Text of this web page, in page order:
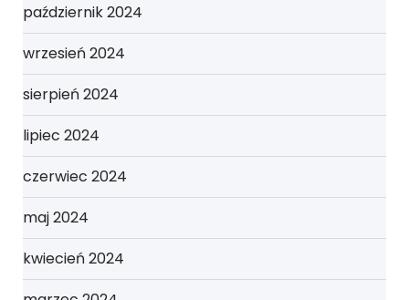
październik 2024
wrzesień 2024
sierpień 2024
lipiec 2024
czerwiec 2024
maj 2024
kwiecień 2024